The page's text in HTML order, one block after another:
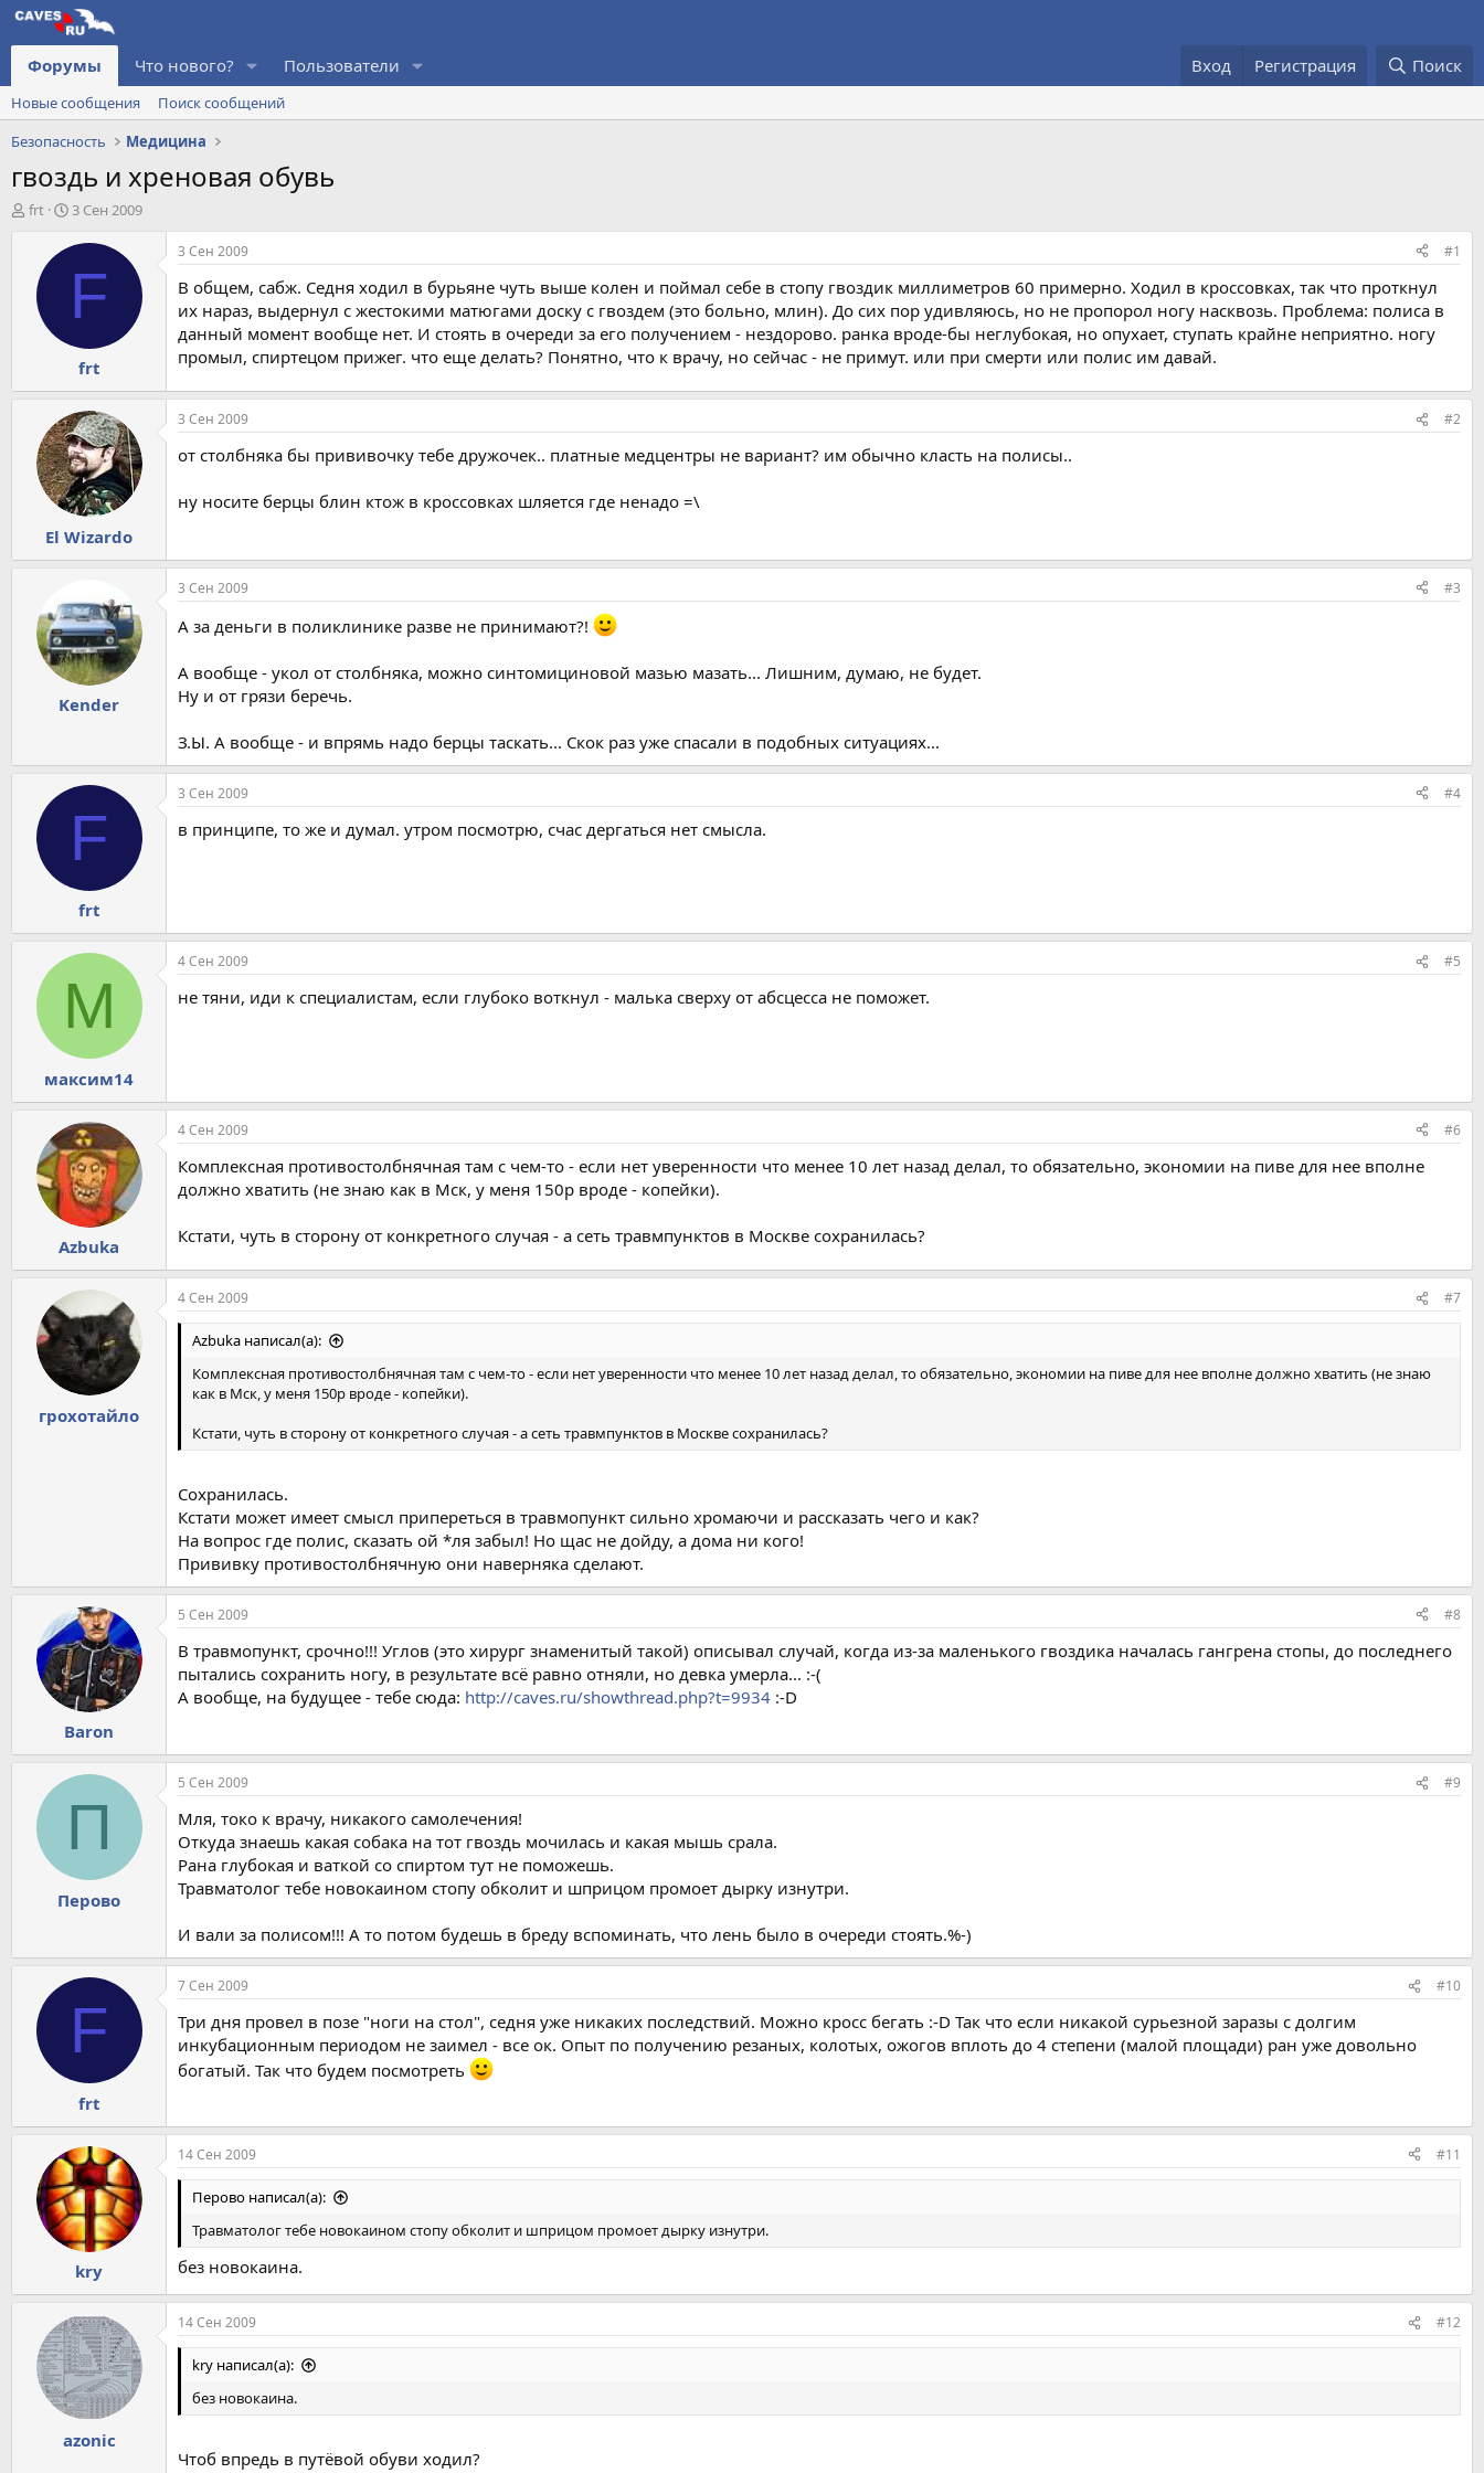
Форумы Что нового? Пользователи Вход Регистрация Поиск
Новые сообщения
Поиск сообщений
Безопасность
Медицина
гвоздь и хреновая обувь
А
frt
Д
т
а
л
а
3 Сен 2009
F
frt
3 Сен 2009 #1
В общем, сабж. Седня ходил в бурьяне чуть выше колен и поймал себе в стопу гвоздик миллиметров 60 примерно. Ходил в кроссовках, так что проткнул
их нараз, выдернул с жестокими матюгами доску с гвоздем (это больно, млин). До сих пор удивляюсь, но не пропорол ногу насквозь. Проблема: полиса в
данный момент вообще нет. И стоять в очереди за его получением - нездорово. ранка вроде-бы неглубокая, но опухает, ступать крайне неприятно. ногу
промыл, спиртецом прижег. что еще делать? Понятно, что к врачу, но сейчас - не примут. или при смерти или полис им давай.
El Wizardo
3 Сен 2009 #2
от столбняка бы прививочку тебе дружочек.. платные медцентры не вариант? им обычно класть на полисы..
ну носите берцы блин ктож в кроссовках шляется где ненадо =\
Kender
3 Сен 2009 #3
А за деньги в поликлинике разве не принимают?!
А вообще - укол от столбняка, можно синтомициновой мазью мазать... Лишним, думаю, не будет.
Ну и от грязи беречь.
З.Ы. А вообще - и впрямь надо берцы таскать... Скок раз уже спасали в подобных ситуациях...
F
frt
3 Сен 2009 #4
в принципе, то же и думал. утром посмотрю, счас дергаться нет смысла.
М
максим14
4 Сен 2009 #5
не тяни, иди к специалистам, если глубоко воткнул - малька сверху от абсцесса не поможет.
Azbuka
4 Сен 2009 #6
Комплексная противостолбнячная там с чем-то - если нет уверенности что менее 10 лет назад делал, то обязательно, экономии на пиве для нее вполне
должно хватить (не знаю как в Мск, у меня 150р вроде - копейки).
Кстати, чуть в сторону от конкретного случая - а сеть травмпунктов в Москве сохранилась?
грохотайло
4 Сен 2009 #7
Azbuka написал(а):
Комплексная противостолбнячная там с чем-то - если нет уверенности что менее 10 лет назад делал, то обязательно, экономии на пиве для нее вполне должно хватить (не знаю
как в Мск, у меня 150р вроде - копейки).
Кстати, чуть в сторону от конкретного случая - а сеть травмпунктов в Москве сохранилась?
Сохранилась.
Кстати может имеет смысл припереться в травмопункт сильно хромаючи и рассказать чего и как?
На вопрос где полис, сказать ой *ля забыл! Но щас не дойду, а дома ни кого!
Прививку противостолбнячную они наверняка сделают.
Baron
5 Сен 2009 #8
В травмопункт, срочно!!! Углов (это хирург знаменитый такой) описывал случай, когда из-за маленького гвоздика началась гангрена стопы, до последнего
пытались сохранить ногу, в результате всё равно отняли, но девка умерла... :-(
А вообще, на будущее - тебе сюда: http://caves.ru/showthread.php?t=9934 :-D
П
Перово
5 Сен 2009 #9
Мля, токо к врачу, никакого самолечения!
Откуда знаешь какая собака на тот гвоздь мочилась и какая мышь срала.
Рана глубокая и ваткой со спиртом тут не поможешь.
Травматолог тебе новокаином стопу обколит и шприцом промоет дырку изнутри.
И вали за полисом!!! А то потом будешь в бреду вспоминать, что лень было в очереди стоять.%-)
F
frt
7 Сен 2009 #10
Три дня провел в позе "ноги на стол", седня уже никаких последствий. Можно кросс бегать :-D Так что если никакой сурьезной заразы с долгим
инкубационным периодом не заимел - все ок. Опыт по получению резаных, колотых, ожогов вплоть до 4 степени (малой площади) ран уже довольно
богатый. Так что будем посмотреть
kry
14 Сен 2009 #11
Перово написал(а):
Травматолог тебе новокаином стопу обколит и шприцом промоет дырку изнутри.
без новокаина.
azonic
14 Сен 2009 #12
kry написал(а):
без новокаина.
Чтоб впредь в путёвой обуви ходил?